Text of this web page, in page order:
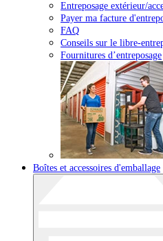
Entreposage extérieur/
Payer ma facture
FAQ
Conseils sur le libre-
Fournitures d’entreposage
Boîtes et accessoires d'emballage